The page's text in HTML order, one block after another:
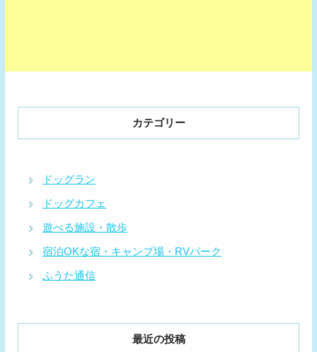
カテゴリー
ドッグラン
ドッグカフェ
遊べる施設・散歩
宿泊OKな宿・キャンプ場・RVパーク
ふうた通信
最近の投稿